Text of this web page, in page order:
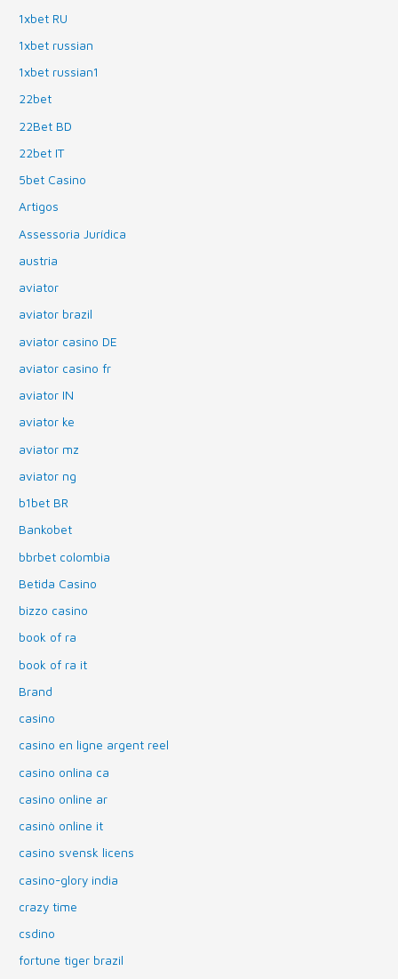
1xbet RU
1xbet russian
1xbet russian1
22bet
22Bet BD
22bet IT
5bet Casino
Artigos
Assessoria Jurídica
austria
aviator
aviator brazil
aviator casino DE
aviator casino fr
aviator IN
aviator ke
aviator mz
aviator ng
b1bet BR
Bankobet
bbrbet colombia
Betida Casino
bizzo casino
book of ra
book of ra it
Brand
casino
casino en ligne argent reel
casino onlina ca
casino online ar
casinò online it
casino svensk licens
casino-glory india
crazy time
csdino
fortune tiger brazil